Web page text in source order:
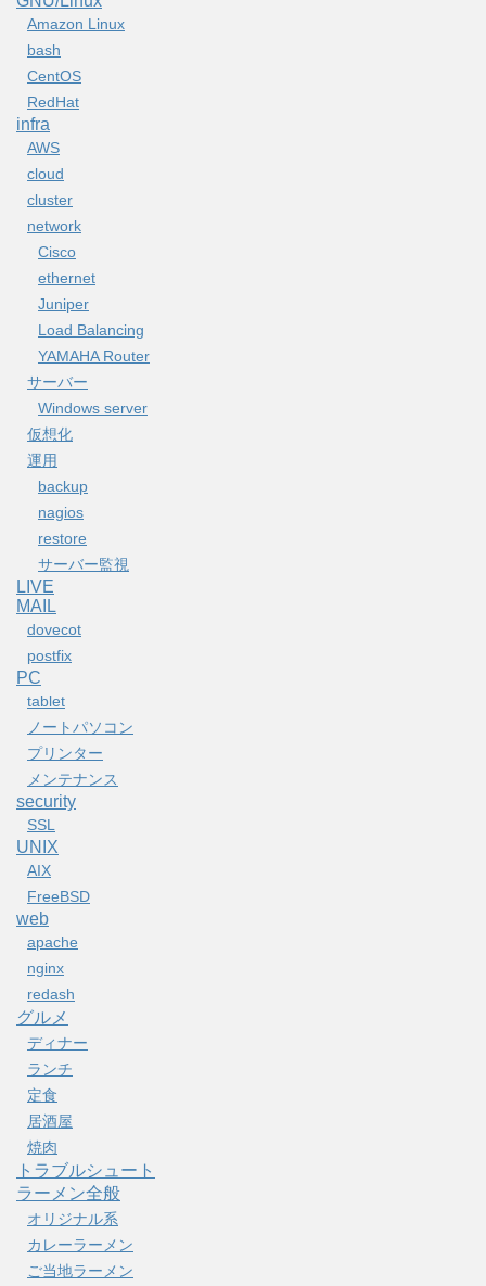
Amazon Linux
bash
CentOS
RedHat
infra
AWS
cloud
cluster
network
Cisco
ethernet
Juniper
Load Balancing
YAMAHA Router
サーバー
Windows server
仮想化
運用
backup
nagios
restore
サーバー監視
LIVE
MAIL
dovecot
postfix
PC
tablet
ノートパソコン
プリンター
メンテナンス
security
SSL
UNIX
AIX
FreeBSD
web
apache
nginx
redash
グルメ
ディナー
ランチ
定食
居酒屋
焼肉
トラブルシュート
ラーメン全般
オリジナル系
カレーラーメン
ご当地ラーメン